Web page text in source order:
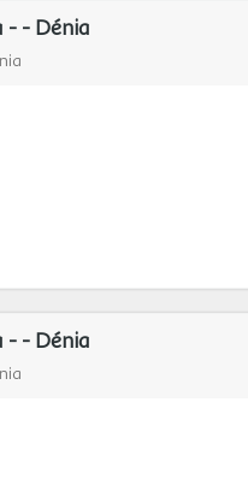
- Dénia
- Dénia